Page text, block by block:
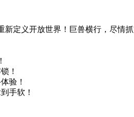
定义开放世界！巨兽横行，尽情
！
验！
手软！